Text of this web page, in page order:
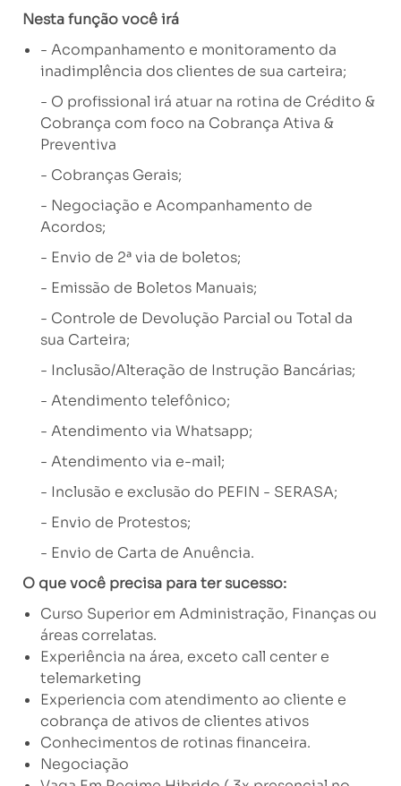
Nesta função você irá
- Acompanhamento e monitoramento da
inadimplência dos clientes de sua carteira;
- O profissional irá atuar na rotina de Crédito &
Cobrança com foco na Cobrança Ativa &
Preventiva
- Cobranças Gerais;
- Negociação e Acompanhamento de
Acordos;
- Envio de 2ª via de boletos;
- Emissão de Boletos Manuais;
- Controle de Devolução Parcial ou Total da
sua Carteira;
- Inclusão/Alteração de Instrução Bancárias;
- Atendimento telefônico;
- Atendimento via Whatsapp;
- Atendimento via e-mail;
- Inclusão e exclusão do PEFIN - SERASA;
- Envio de Protestos;
- Envio de Carta de Anuência.
O que você precisa para ter sucesso:
Curso Superior em Administração, Finanças ou
áreas correlatas.
Experiência na área, exceto call center e
telemarketing
Experiencia com atendimento ao cliente e
cobrança de ativos de clientes ativos
Conhecimentos de rotinas financeira.
Negociação